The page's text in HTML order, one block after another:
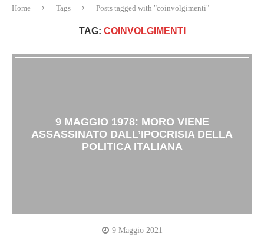
Home Tags Posts tagged with "coinvolgimenti"
TAG: COINVOLGIMENTI
9 MAGGIO 1978: MORO VIENE
ASSASSINATO DALL’IPOCRISIA DELLA
POLITICA ITALIANA
9 Maggio 2021